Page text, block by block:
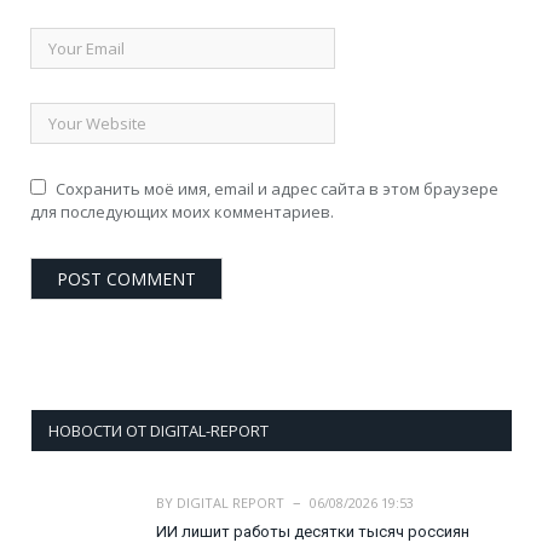
Сохранить моё имя, email и адрес сайта в этом браузере
для последующих моих комментариев.
НОВОСТИ ОТ DIGITAL-REPORT
BY DIGITAL REPORT
06/08/2026 19:53
ИИ лишит работы десятки тысяч россиян